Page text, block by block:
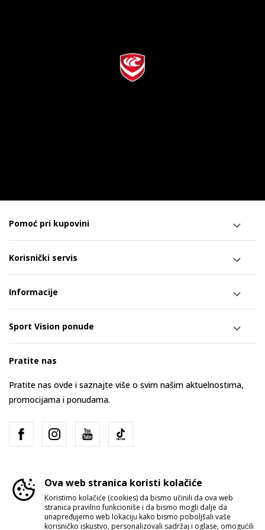
Pomoć pri kupovini
Korisnički servis
Informacije
Sport Vision ponude
Pratite nas
Pratite nas ovde i saznajte više o svim našim aktuelnostima,
promocijama i ponudama.
Srbija Promenite
Ova web stranica koristi kolačiće
Koristimo kolačiće (cookies) da bismo učinili da ova web
stranica pravilno funkcioniše i da bismo mogli dalje da
unapređujemo web lokaciju kako bismo poboljšali vaše
korisničko iskustvo, personalizovali sadržaj i oglase, omogućili